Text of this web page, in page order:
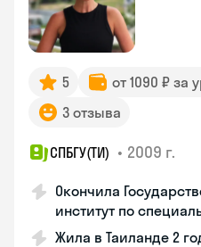
5 от 1090 ₽ за
3 отзыва
СПБГУ(ТИ) • 2009 г.
Окончила
институт по
Жила в Таиланде 2